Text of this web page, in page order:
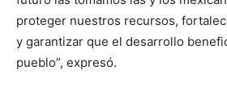
proteger nuestros recursos,
y garantizar que el desarrollo
pueblo”, expresó.